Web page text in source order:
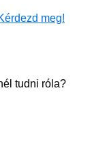
meg!
tudni róla?